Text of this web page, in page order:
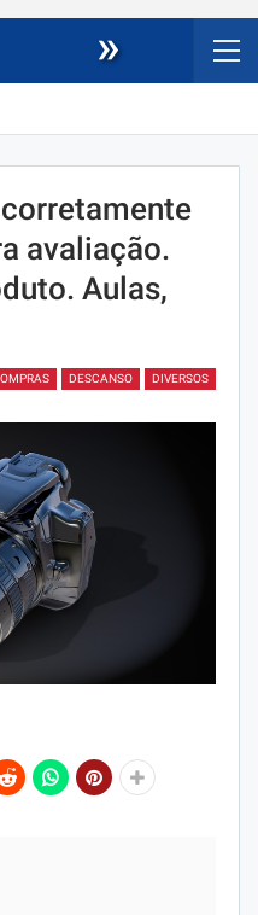
»
avaliação.
Aulas,
DESCANSO DIVERSOS